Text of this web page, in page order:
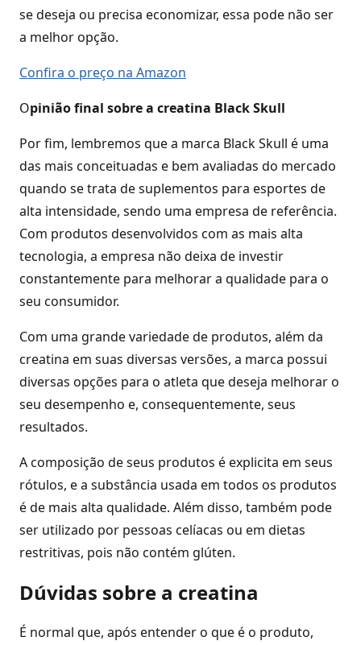
se deseja ou precisa economizar, essa pode não ser
a melhor opção.
Confira o preço na Amazon
Opinião final sobre a creatina Black Skull
Por fim, lembremos que a marca Black Skull é uma
das mais conceituadas e bem avaliadas do mercado
quando se trata de suplementos para esportes de
alta intensidade, sendo uma empresa de referência.
Com produtos desenvolvidos com as mais alta
tecnologia, a empresa não deixa de investir
constantemente para melhorar a qualidade para o
seu consumidor.
Com uma grande variedade de produtos, além da
creatina em suas diversas versões, a marca possui
diversas opções para o atleta que deseja melhorar o
seu desempenho e, consequentemente, seus
resultados.
A composição de seus produtos é explicita em seus
rótulos, e a substância usada em todos os produtos
é de mais alta qualidade. Além disso, também pode
ser utilizado por pessoas celíacas ou em dietas
restritivas, pois não contém glúten.
Dúvidas sobre a creatina
É normal que, após entender o que é o produto,